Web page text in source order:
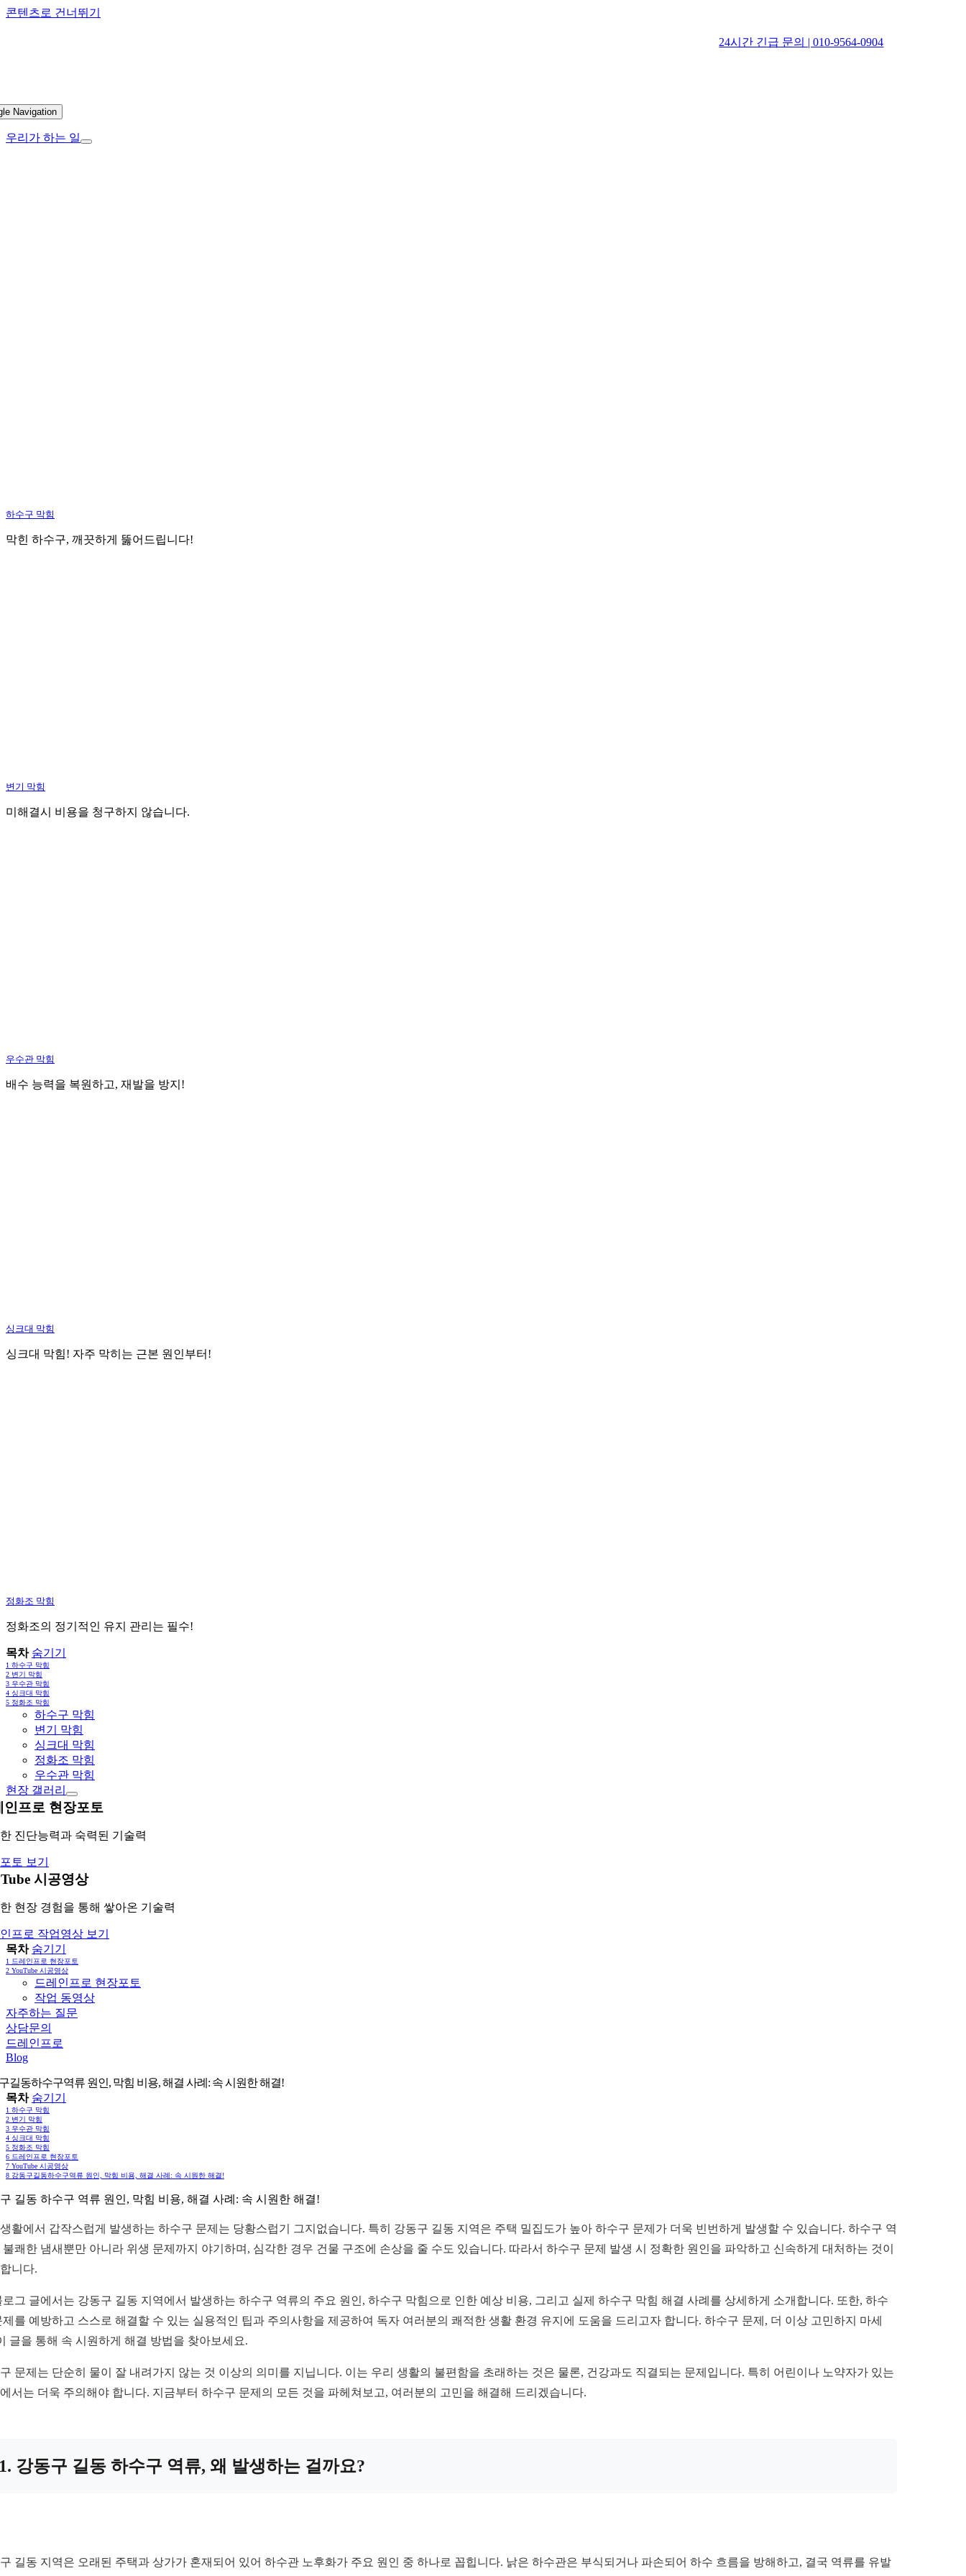
콘텐츠로 건너뛰기
24시간 긴급 문의 | 010-9564-0904
Navigation
우리가 하는 일
하수구 막힘
막힌 하수구, 깨끗하게 뚫어드립니다!
변기 막힘
미해결시 비용을 청구하지 않습니다.
우수관 막힘
배수 능력을 복원하고, 재발을 방지!
싱크대 막힘
싱크대 막힘! 자주 막히는 근본 원인부터!
정화조 막힘
정화조의 정기적인 유지 관리는 필수!
목차 숨기기
1 하수구 막힘
2 변기 막힘
3 우수관 막힘
4 싱크대 막힘
5 정화조 막힘
하수구 막힘
변기 막힘
싱크대 막힘
정화조 막힘
우수관 막힘
현장 갤러리
인프로 현장포토
진단능력과 숙력된 기술력
토 보기
시공영상
현장 경험을 통해 쌓아온 기술력
프로 작업영상 보기
목차 숨기기
1 드레인프로 현장포토
2 YouTube 시공영상
드레인프로 현장포토
작업 동영상
자주하는 질문
상담문의
드레인프로
Blog
길동하수구역류 원인, 막힘 비용, 해결 사례: 속 시원한 해결!
목차 숨기기
1 하수구 막힘
2 변기 막힘
3 우수관 막힘
4 싱크대 막힘
5 정화조 막힘
6 드레인프로 현장포토
7 YouTube 시공영상
8 강동구길동하수구역류 원인, 막힘 비용, 해결 사례: 속 시원한 해결!
길동 하수구 역류 원인, 막힘 비용, 해결 사례: 속 시원한 해결!
활에서 갑작스럽게 발생하는 하수구 문제는 당황스럽기 그지없습니다. 특히 강동구 길동 지역은 주택 밀집도가 높아 하수구 문제가 더욱 빈번하게 발생할 수 있습니다. 하수구 역
불쾌한 냄새뿐만 아니라 위생 문제까지 야기하며, 심각한 경우 건물 구조에 손상을 줄 수도 있습니다. 따라서 하수구 문제 발생 시 정확한 원인을 파악하고 신속하게 대처하는 것이
니다.
로그 글에서는 강동구 길동 지역에서 발생하는 하수구 역류의 주요 원인, 하수구 막힘으로 인한 예상 비용, 그리고 실제 하수구 막힘 해결 사례를 상세하게 소개합니다. 또한, 하수
제를 예방하고 스스로 해결할 수 있는 실용적인 팁과 주의사항을 제공하여 독자 여러분의 쾌적한 생활 환경 유지에 도움을 드리고자 합니다. 하수구 문제, 더 이상 고민하지 마세
글을 통해 속 시원하게 해결 방법을 찾아보세요.
문제는 단순히 물이 잘 내려가지 않는 것 이상의 의미를 지닙니다. 이는 우리 생활의 불편함을 초래하는 것은 물론, 건강과도 직결되는 문제입니다. 특히 어린이나 노약자가 있는
서는 더욱 주의해야 합니다. 지금부터 하수구 문제의 모든 것을 파헤쳐보고, 여러분의 고민을 해결해 드리겠습니다.
강동구 길동 하수구 역류, 왜 발생하는 걸까요?
길동 지역은 오래된 주택과 상가가 혼재되어 있어 하수관 노후화가 주요 원인 중 하나로 꼽힙니다. 낡은 하수관은 부식되거나 파손되어 하수 흐름을 방해하고, 결국 역류를 유발